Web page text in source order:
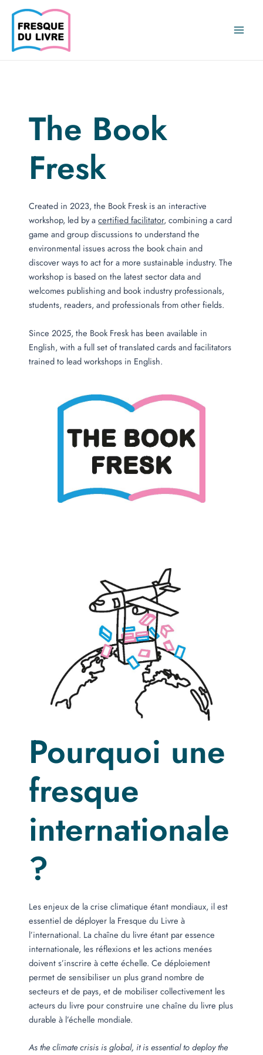
contenu
The Book
Fresk
Created in 2023, the Book Fresk is an interactive
workshop, led by acertified facilitator, combining a card
game and group discussions to understand the
environmental issues across the book chain and
discover ways to act for a more sustainable industry. The
workshop is based on the latest sector data and
welcomes publishing and book industry professionals,
students, readers, and professionals from other fields.
Since 2025, the Book Fresk has been available in
English, with a full set of translated cards and facilitators
trained to lead workshops in English.
Pourquoi une
fresque
internationale
?
Les enjeux de la crise climatique étant mondiaux, il est
essentiel de déployer la Fresque du Livre à
l’international. La chaîne du livre étant par essence
internationale, les réflexions et les actions menées
doivent s’inscrire à cette échelle. Ce déploiement
permet de sensibiliser un plus grand nombre de
secteurs et de pays, et de mobiliser collectivement les
acteurs du livre pour construire une chaîne du livre plus
durable à l’échelle mondiale.
As the climate crisis is global, it is essential to deploy the